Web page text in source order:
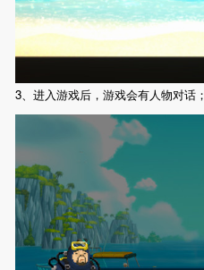
3、进入游戏后，游戏会有人物对话；